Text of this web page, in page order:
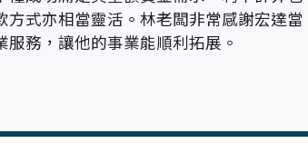
方式亦相當靈活。林老闆非常感謝宏達當
服務，讓他的事業能順利拓展。